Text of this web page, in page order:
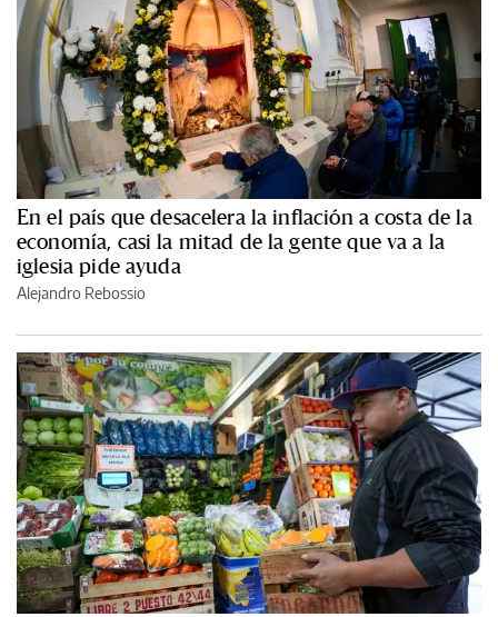
En el país que desacelera la inflación a costa de la
economía, casi la mitad de la gente que va a la
iglesia pide ayuda
Alejandro Rebossio